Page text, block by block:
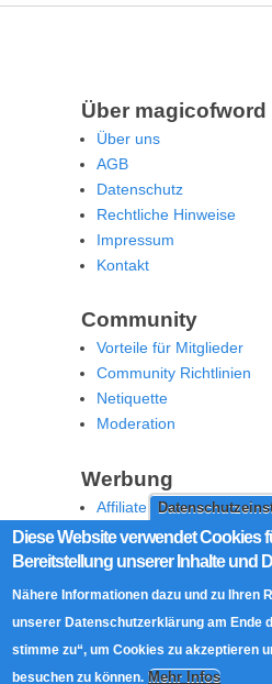
Diese Website verwendet Cookies
Bereitstellung unserer Inhalte und
Nähere Informationen dazu und zu Ihren
unserer Datenschutzerklärung am Ende
stimme zu“, um Cookies zu akzeptieren
besuchen zu können. Mehr Infos
Über magicofword
Über uns
AGB
Datenschutz
Rechtliche Hinweise
Impressum
Kontakt
Community
Vorteile für Mitglieder
Community Richtlinien
Netiquette
Moderation
Werbung
Affiliate Offenlegung
Werben Sie auf MoW
Social Media
RSS Feed
Facebook